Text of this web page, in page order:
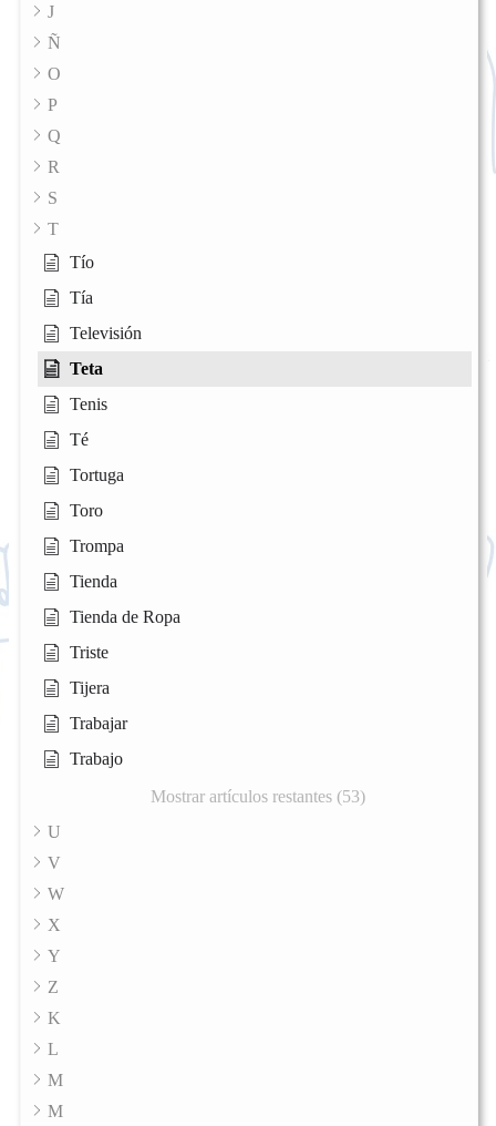
J
Ñ
O
P
Q
R
S
T
Tío
Tía
Televisión
Teta
Tenis
Té
Tortuga
Toro
Trompa
Tienda
Tienda de Ropa
Triste
Tijera
Trabajar
Trabajo
Mostrar artículos restantes (53)
U
V
W
X
Y
Z
K
L
M
M